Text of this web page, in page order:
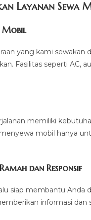
Layanan Sewa
Mobil
yang kami sewakan
Fasilitas seperti AC,
memiliki
mobil hanya
dan Responsif
siap membantu
informasi